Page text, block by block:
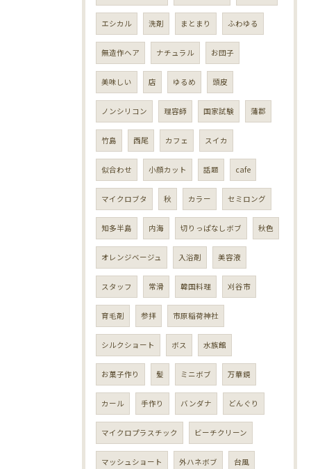
エシカル 洗剤 まとまり ふわゆる
無造作ヘア ナチュラル お団子
美味しい 店 ゆるめ 頭皮
ノンシリコン 理容師 国家試験 蒲郡
竹島 西尾 カフェ スイカ
似合わせ 小顔カット 話題 cafe
マイクロブタ 秋 カラー セミロング
知多半島 内海 切りっぱなしボブ 秋色
オレンジベージュ 入浴剤 美容液
スタッフ 常滑 韓国料理 刈谷市
育毛剤 参拝 市原稲荷神社
シルクショート ボス 水族館
お菓子作り 髪 ミニボブ 万華鏡
カール 手作り バンダナ どんぐり
マイクロプラスチック ビーチクリーン
マッシュショート 外ハネボブ 台風